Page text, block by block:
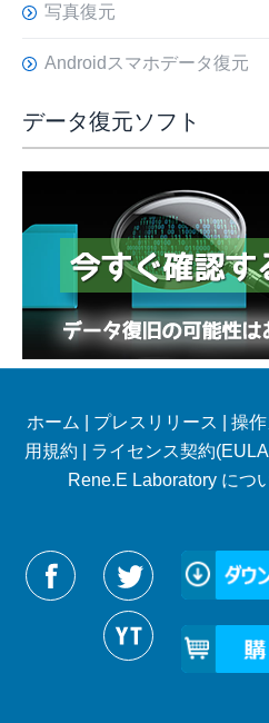
写真復元
Androidスマホデータ復元
データ復元ソフト
ホーム プレスリリース 操
用規約
ライセンス契約
Rene.E Laboratory につ
Reneelabをフォローする